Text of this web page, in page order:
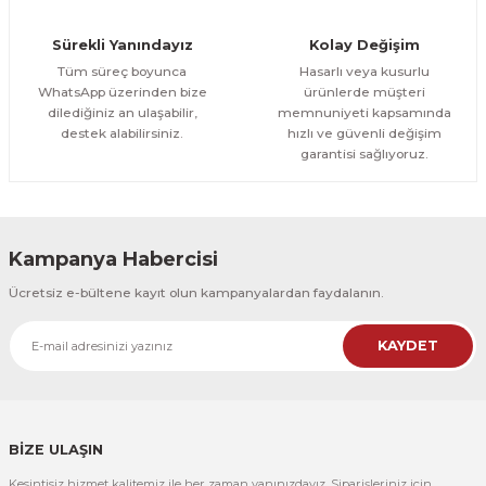
300,00 TL %25
CeSht
CeSht
Pembe Fonlu Good Things Are Coming Yazılı Tek Parça Ahşap Çerçeveli
500,00 TL
Sürekli Yanındayız
Tüm süreç boyunca
WhatsApp üzerinden bize
dilediğiniz an ulaşabilir,
destek alabilirsiniz.
Kolay Değişim
Hasarlı veya kusurlu
ürünlerde müşteri
memnuniyeti kapsamında
hızlı ve güvenli değişim
garantisi sağlıyoruz.
Kampanya Habercisi
Ücretsiz e-bültene kayıt olun kampanyalardan faydalanın.
KAYDET
BİZE ULAŞIN